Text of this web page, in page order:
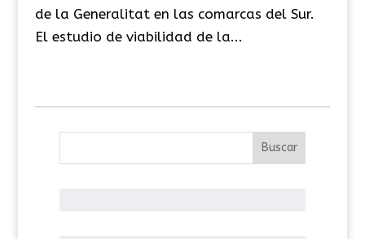
de la Generalitat en las comarcas del Sur.
El estudio de viabilidad de la...